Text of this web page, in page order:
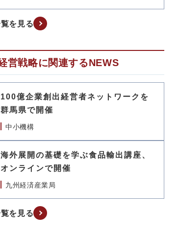
を見る
営戦略に関連するNEWS
100億企業創出経営者ネットワークを
群馬県で開催
中小機構
海外展開の基礎を学ぶ食品輸出講座、
オンラインで開催
九州経済産業局
を見る